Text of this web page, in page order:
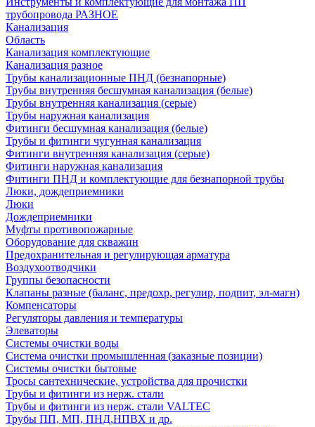
трубопровода РАЗНОЕ
Канализация
Область
Канализация комплектующие
Канализация разное
Трубы канализационные ПНД (безнапорные)
Трубы внутренняя бесшумная канализация (белые)
Трубы внутренняя канализация (серые)
Трубы наружная канализация
Фитинги бесшумная канализация (белые)
Трубы и фитинги чугунная канализация
Фитинги внутренняя канализация (серые)
Фитинги наружная канализация
Фитинги ПНД и комплектующие для безнапорной трубы
Люки, дождеприемники
Люки
Дождеприемники
Муфты противопожарные
Оборудование для скважин
Предохранительная и регулирующая арматура
Воздухоотводчики
Группы безопасности
Клапаны разные (баланс, предохр, регулир, подпит, эл-магн)
Компенсаторы
Регуляторы давления и температуры
Элеваторы
Системы очистки воды
Система очистки промышленная (заказные позиции)
Системы очистки бытовые
Тросы сантехнические, устройства для прочистки
Трубы и фитинги из нерж. стали
Трубы и фитинги из нерж. стали VALTEC
Трубы ПП, МП, ПНД,НПВХ и др.